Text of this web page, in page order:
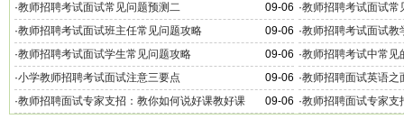
09-06
·教师招聘考试面试常见问题预测二 ·教师招聘考试面试常
09-06
·教师招聘考试面试班主任常见问题攻略 ·教师招聘考试面试教
09-06
·教师招聘考试面试学生常见问题攻略 ·教师招聘考试中常见
09-06
·小学教师招聘考试面试注意三要点 ·教师招聘面试英语之
09-06
·教师招聘面试专家支招：教你如何说好课教好课 ·教师招聘面试专家支